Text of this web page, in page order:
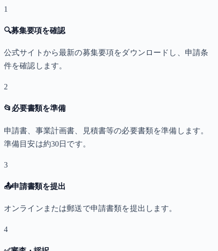
1
🔍募集要項を確認
公式サイトから最新の募集要項をダウンロードし、申請条
件を確認します。
2
📂 必要書類を準備
申請書、事業計画書、見積書等の必要書類を準備します。
準備目安は約30日です。
3
📤申請書類を提出
オンラインまたは郵送で申請書類を提出します。
4